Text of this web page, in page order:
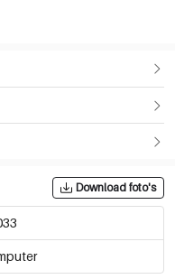
Download foto's